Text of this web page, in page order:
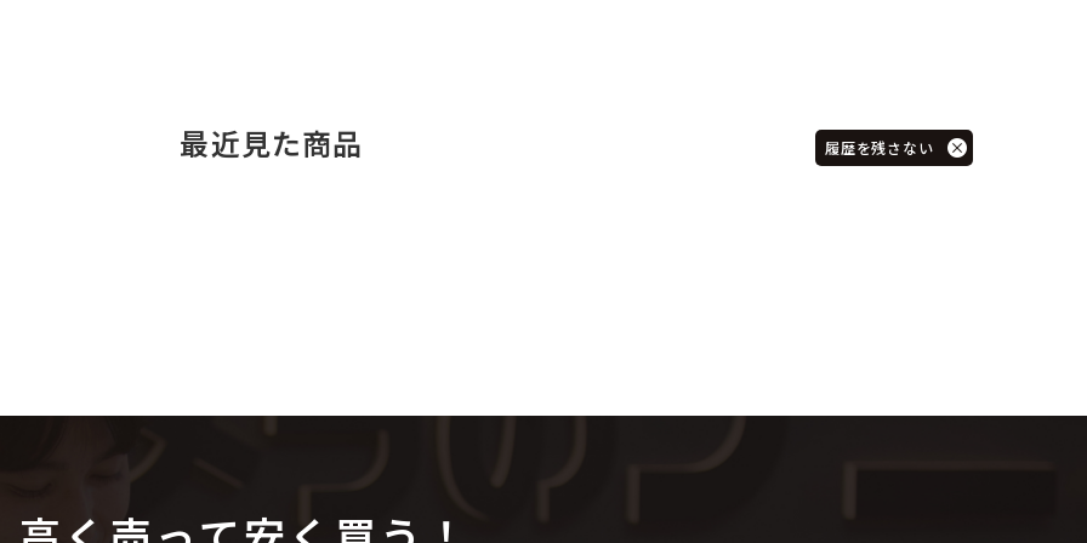
最近見た商品 履歴を残さない